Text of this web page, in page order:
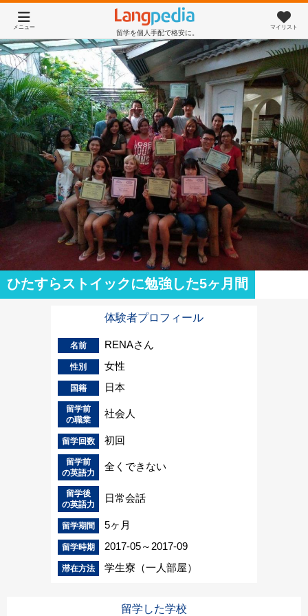
留学を個人手配で格安に。
メニュー マイリスト
ひたすらストイックに勉強した5ヶ月間
体験者プロフィール
名前 RENAさん
性別 女性
国籍 日本
留学前
の職業
社会人
留学回数 初回
留学前
の英語力
全くできない
留学後
の英語力
日常会話
留学期間 5ヶ月
留学時期 2017-05～2017-09
滞在方法 学生寮（一人部屋）
留学した学校